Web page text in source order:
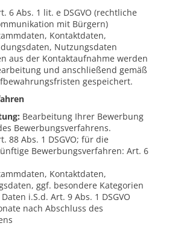
6 Abs. 1 lit. e DSGVO (rechtliche
mit Bürgern)
Kontaktdaten,
Nutzungsdaten
aus der Kontaktaufnahme werden
und anschließend gemäß
gespeichert.
Bearbeitung Ihrer Bewerbung
Bewerbungsverfahrens.
88 Abs. 1 DSGVO; für die
Bewerbungsverfahren: Art. 6
Kontaktdaten,
ggf. besondere Kategorien
i.S.d. Art. 9 Abs. 1 DSGVO
nach Abschluss des